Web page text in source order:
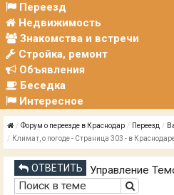
Переезд
Недвижимость
Знакомства и встречи
Стройка, ремонт
Объявления
Беседка
Интересное
Форум о переезде в Краснодар Переезд
Климат, о погоде - Страница 303 - в
ОТВЕТИТЬ Управление